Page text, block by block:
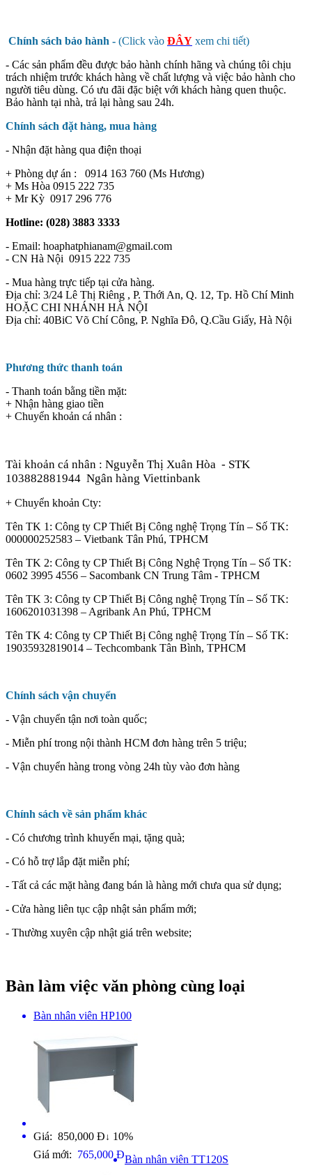
Chính sách bảo hành - (Click vào ĐÂY xem chi tiết)
- Các sản phẩm đều được bảo hành chính hãng và chúng tôi chịu
trách nhiệm trước khách hàng về chất lượng và việc bảo hành cho
người tiêu dùng. Có ưu đãi đặc biệt với khách hàng quen thuộc.
Bảo hành tại nhà, trả lại hàng sau 24h.
Chính sách đặt hàng, mua hàng
- Nhận đặt hàng qua điện thoại
+ Phòng dự án : 0914 163 760 (Ms Hương)
+ Ms Hòa 0915 222 735
+ Mr Kỳ 0917 296 776
Hotline: (028) 3883 3333
- Email: hoaphatphianam@gmail.com
- CN Hà Nội 0915 222 735
- Mua hàng trực tiếp tại cửa hàng.
Địa chỉ: 3/24 Lê Thị Riêng , P. Thới An, Q. 12, Tp. Hồ Chí Minh
HOẶC CHI NHÁNH HÀ NỘI
Địa chỉ: 40BiC Võ Chí Công, P. Nghĩa Đô, Q.Cầu Giấy, Hà Nội
Phương thức thanh toán
- Thanh toán bằng tiền mặt:
+ Nhận hàng giao tiền
+ Chuyển khoản cá nhân :
Tài khoản cá nhân : Nguyễn Thị Xuân Hòa - STK
103882881944 Ngân hàng Viettinbank
+ Chuyển khoản Cty:
Tên TK 1: Công ty CP Thiết Bị Công nghệ Trọng Tín – Số TK:
000000252583 – Vietbank Tân Phú, TPHCM
Tên TK 2: Công ty CP Thiết Bị Công Nghệ Trọng Tín – Số TK:
0602 3995 4556 – Sacombank CN Trung Tâm - TPHCM
Tên TK 3: Công ty CP Thiết Bị Công nghệ Trọng Tín – Số TK:
1606201031398 – Agribank An Phú, TPHCM
Tên TK 4: Công ty CP Thiết Bị Công nghệ Trọng Tín – Số TK:
19035932819014 – Techcombank Tân Bình, TPHCM
Chính sách vận chuyển
- Vận chuyển tận nơi toàn quốc;
- Miễn phí trong nội thành HCM đơn hàng trên 5 triệu;
- Vận chuyển hàng trong vòng 24h tùy vào đơn hàng
Chính sách về sản phẩm khác
- Có chương trình khuyến mại, tặng quà;
- Có hỗ trợ lắp đặt miễn phí;
- Tất cả các mặt hàng đang bán là hàng mới chưa qua sử dụng;
- Cửa hàng liên tục cập nhật sản phẩm mới;
- Thường xuyên cập nhật giá trên website;
Bàn làm việc văn phòng cùng loại
Bàn nhân viên HP100
Giá: 850,000 Đ ↓ 10%
Giá mới: 765,000 ĐBàn nhân viên TT120S